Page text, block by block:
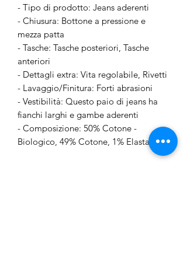
- Tipo di prodotto: Jeans aderenti
- Chiusura: Bottone a pressione e
mezza patta
- Tasche: Tasche posteriori, Tasche
anteriori
- Dettagli extra: Vita regolabile, Rivetti
- Lavaggio/Finitura: Forti abrasioni
- Vestibilità: Questo paio di jeans ha
fianchi larghi e gambe aderenti
- Composizione: 50% Cotone -
Biologico, 49% Cotone, 1% Elastan